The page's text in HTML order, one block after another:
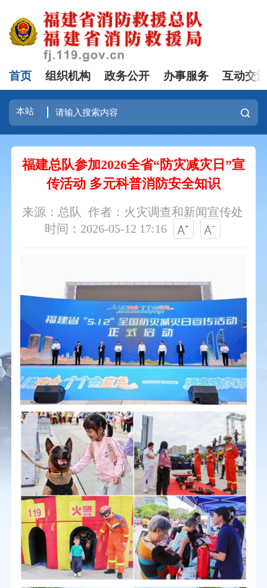
首页 组织机构 政务公开 办事服务 互动交
福建总队参加2026全省“防灾减灾日”宣
传活动 多元科普消防安全知识
来源：总队
作者：火灾调查和新闻宣传处
时间：2026-05-12 17:16